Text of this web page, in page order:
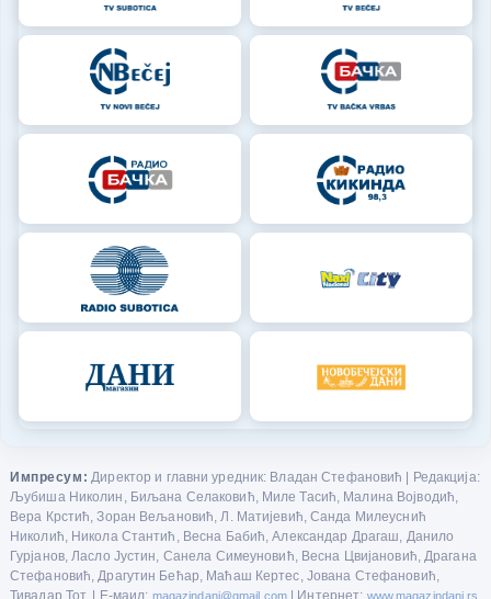
Импресум: Директор и главни уредник: Владан Стефановић | Редакција:
Љубиша Николин, Биљана Селаковић, Миле Тасић, Малина Војводић,
Вера Крстић, Зоран Вељановић, Л. Матијевић, Санда Милеуснић
Николић, Никола Стантић, Весна Бабић, Александар Драгаш, Данило
Гурјанов, Ласло Јустин, Санела Симеуновић, Весна Цвијановић, Драгана
Стефановић, Драгутин Бећар, Маћаш Кертес, Јована Стефановић,
Тивадар Тот. | Е-маил: magazindani@gmail.com | Интернет: www.magazindani.rs